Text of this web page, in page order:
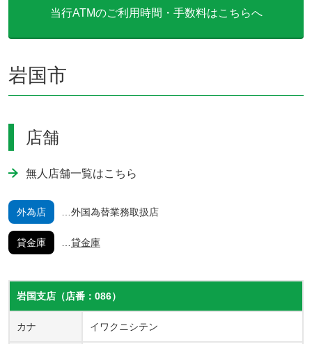
当行ATMのご利用時間・手数料はこちらへ
岩国市
店舗
無人店舗一覧はこちら
外為店 外国為替業務取扱店
貸金庫 貸金庫
岩国支店（店番：086）
カナ イワクニシテン